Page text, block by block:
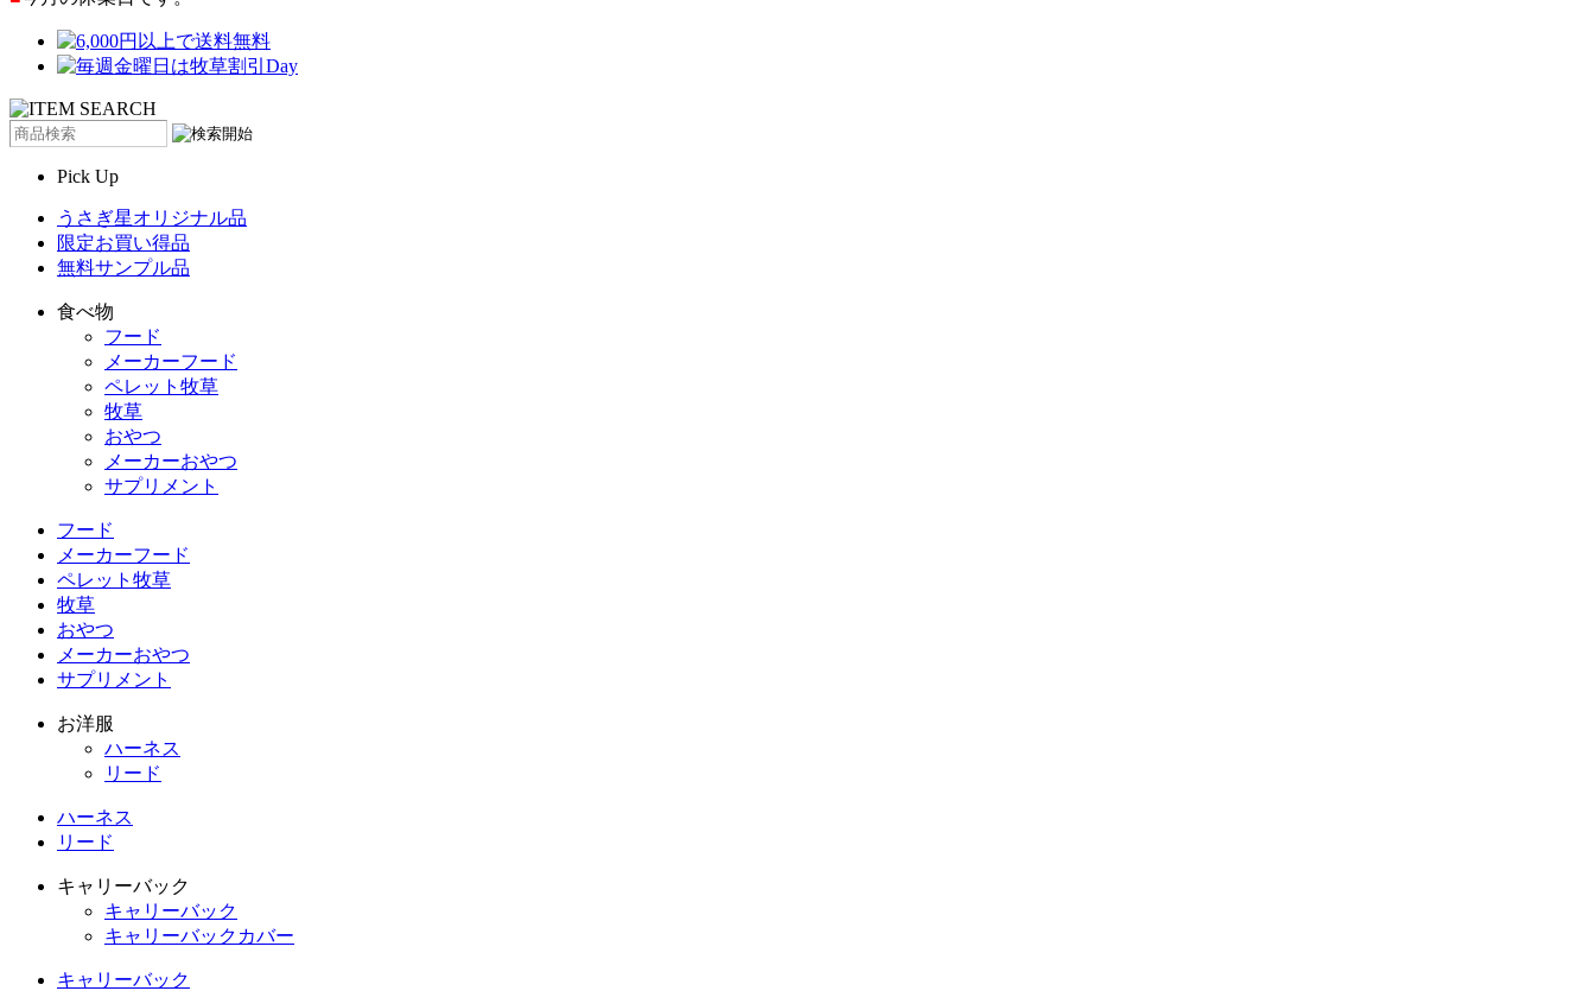
Pick Up
うさぎ星オリジナル品
限定お買い得品
無料サンプル品
食べ物
フード
メーカーフード
ペレット牧草
牧草
おやつ
メーカーおやつ
サプリメント
フード
メーカーフード
ペレット牧草
牧草
おやつ
メーカーおやつ
サプリメント
お洋服
ハーネス
リード
ハーネス
リード
キャリーバック
キャリーバック
キャリーバックカバー
キャリーバック